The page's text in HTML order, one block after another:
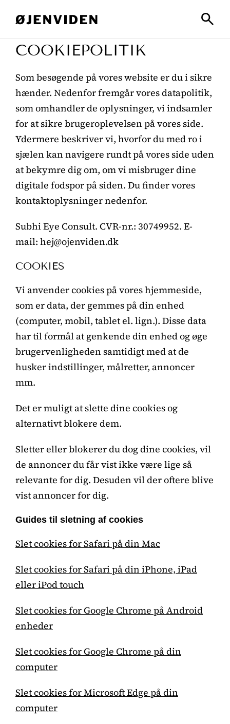
COOKIEPOLITIK
Som besøgende på vores website er du i sikre
hænder. Nedenfor fremgår vores datapolitik,
som omhandler de oplysninger, vi indsamler
for at sikre brugeroplevelsen på vores side.
Ydermere beskriver vi, hvorfor du med ro i
sjælen kan navigere rundt på vores side uden
at bekymre dig om, om vi misbruger dine
digitale fodspor på siden. Du finder vores
kontaktoplysninger nedenfor.
Subhi Eye Consult. CVR-nr.: 30749952. E-
mail: hej@ojenviden.dk
COOKIES
Vi anvender cookies på vores hjemmeside,
som er data, der gemmes på din enhed
(computer, mobil, tablet el. lign.). Disse data
har til formål at genkende din enhed og øge
brugervenligheden samtidigt med at de
husker indstillinger, målretter, annoncer
mm.
Det er muligt at slette dine cookies og
alternativt blokere dem.
Sletter eller blokerer du dog dine cookies, vil
de annoncer du får vist ikke være lige så
relevante for dig. Desuden vil der oftere blive
vist annoncer for dig.
Guides til sletning af cookies
Slet cookies for Safari på din Mac
Slet cookies for Safari på din iPhone, iPad
eller iPod touch
Slet cookies for Google Chrome på Android
enheder
Slet cookies for Google Chrome på din
computer
Slet cookies for Microsoft Edge på din
computer